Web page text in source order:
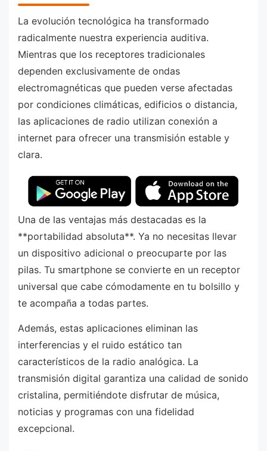
La evolución tecnológica ha transformado
radicalmente nuestra experiencia auditiva.
Mientras que los receptores tradicionales
dependen exclusivamente de ondas
electromagnéticas que pueden verse afectadas
por condiciones climáticas, edificios o distancia,
las aplicaciones de radio utilizan conexión a
internet para ofrecer una transmisión estable y
clara.
Una de las ventajas más destacadas es la
**portabilidad absoluta**. Ya no necesitas llevar
un dispositivo adicional o preocuparte por las
pilas. Tu smartphone se convierte en un receptor
universal que cabe cómodamente en tu bolsillo y
te acompaña a todas partes.
Además, estas aplicaciones eliminan las
interferencias y el ruido estático tan
característicos de la radio analógica. La
transmisión digital garantiza una calidad de sonido
cristalina, permitiéndote disfrutar de música,
noticias y programas con una fidelidad
excepcional.